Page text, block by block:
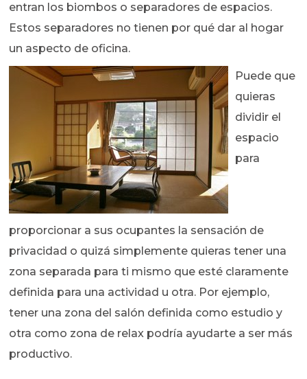
entran los biombos o separadores de espacios.
Estos separadores no tienen por qué dar al hogar
un aspecto de oficina.
Puede que
quieras
dividir el
espacio
para
proporcionar a sus ocupantes la sensación de
privacidad o quizá simplemente quieras tener una
zona separada para ti mismo que esté claramente
definida para una actividad u otra. Por ejemplo,
tener una zona del salón definida como estudio y
otra como zona de relax podría ayudarte a ser más
productivo.